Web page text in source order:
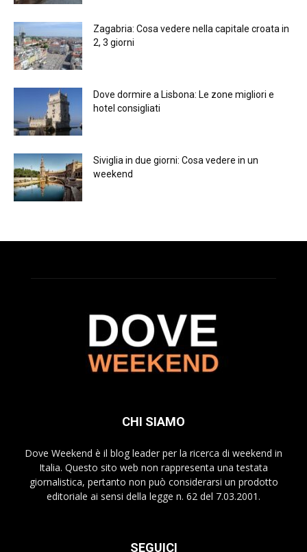
Zagabria: Cosa vedere nella capitale croata in
2, 3 giorni
Dove dormire a Lisbona: Le zone migliori e
hotel consigliati
Siviglia in due giorni: Cosa vedere in un
weekend
CHI SIAMO
Dove Weekend è il blog leader per la ricerca di weekend in
Italia. Questo sito web non rappresenta una testata
giornalistica, pertanto non può considerarsi un prodotto
editoriale ai sensi della legge n. 62 del 7.03.2001.
SEGUICI